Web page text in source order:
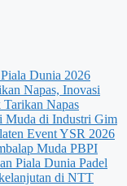
Dunia 2026
Napas, Inovasi
Tarikan Napas
Muda di Industri Gim
Event YSR 2026
Muda PBPI
Piala Dunia Padel
di NTT